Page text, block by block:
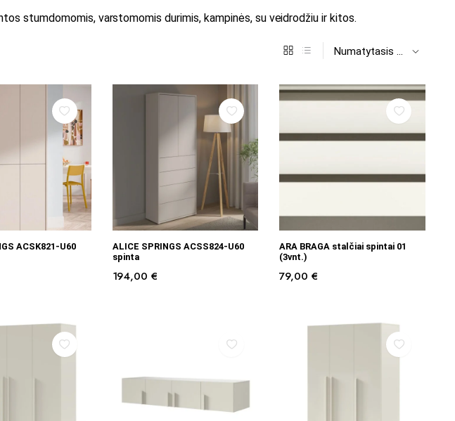
stumdomomis, varstomomis durimis, kampinės, su veidrodžiu ir kitos.
ACSK821-U60
Į KREPŠELĮ
ALICE SPRINGS ACSS824-U60
spinta
194,00€
Į KREPŠELĮ
ARA BRAGA stalčiai spintai 01
(3vnt.)
79,00€